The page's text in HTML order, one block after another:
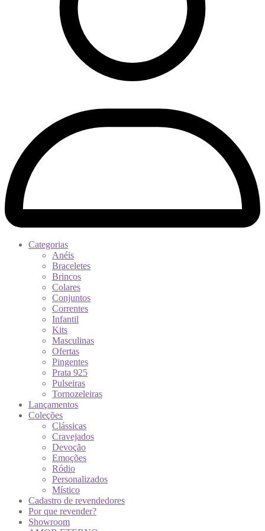
Categorias
Anéis
Braceletes
Brincos
Colares
Conjuntos
Correntes
Infantil
Kits
Masculinas
Ofertas
Pingentes
Prata 925
Pulseiras
Tornozeleiras
Lançamentos
Coleções
Clássicas
Cravejados
Devoção
Emoções
Ródio
Personalizados
Místico
Cadastro de revendedores
Por que revender?
Showroom